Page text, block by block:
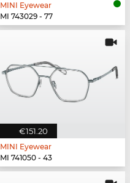
MINI Eyewear
MI 743029 - 77
€151.20
MINI Eyewear
MI 741050 - 43